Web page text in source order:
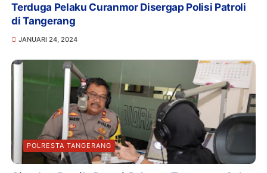
Terduga Pelaku Curanmor Disergap Polisi Patroli
di Tangerang
JANUARI 24, 2024
POLRESTA TANGERANG